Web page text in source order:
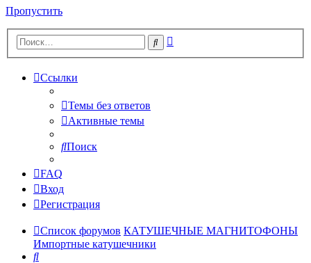
Пропустить
Поиск
Ссылки
Темы без ответов
Активные темы
Поиск
FAQ
Вход
Регистрация
Список форумов КАТУШЕЧНЫЕ МАГНИТОФОНЫ
Импортные катушечники
Поиск